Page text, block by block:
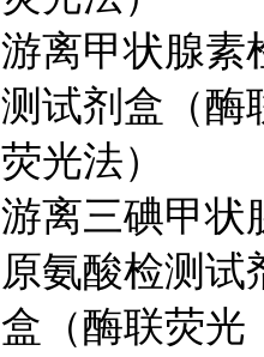
游离甲状腺素
测试剂盒（酶
荧光法）
游离三碘甲状
原氨酸检测试
盒（酶联荧光